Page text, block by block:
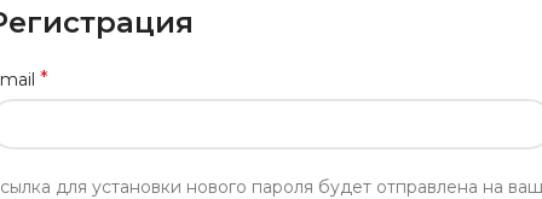
*
для установки нового пароля будет отправлена ​​на ваш